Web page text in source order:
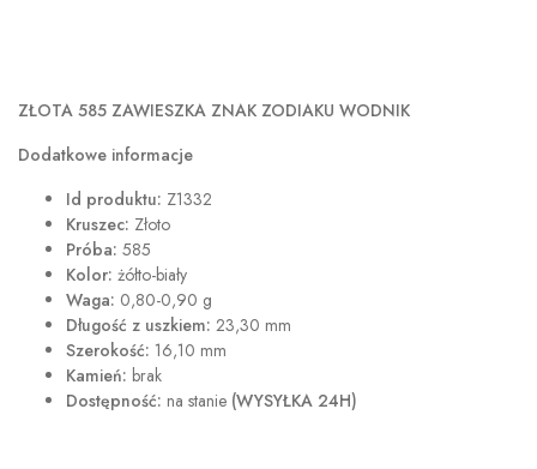
ZŁOTA 585 ZAWIESZKA ZNAK ZODIAKU WODNIK
Dodatkowe informacje
Id produktu: Z1332
Kruszec: Złoto
Próba: 585
Kolor: żółto-biały
Waga: 0,80-0,90 g
Długość z uszkiem: 23,30 mm
Szerokość: 16,10 mm
Kamień: brak
Dostępność: na stanie (WYSYŁKA 24H)